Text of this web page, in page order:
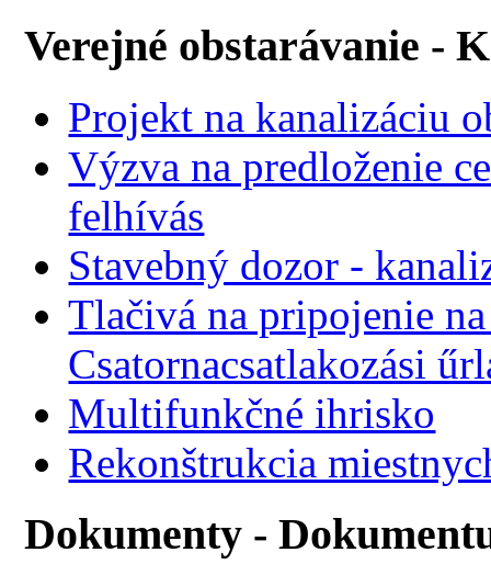
Verejné obstarávanie -
Projekt na kanalizáciu
Výzva na predloženie
felhívás
Stavebný dozor -
Tlačivá na pripojenie
Csatornacsatlakozási
Multifunkčné ihrisko
Rekonštrukcia
Dokumenty -